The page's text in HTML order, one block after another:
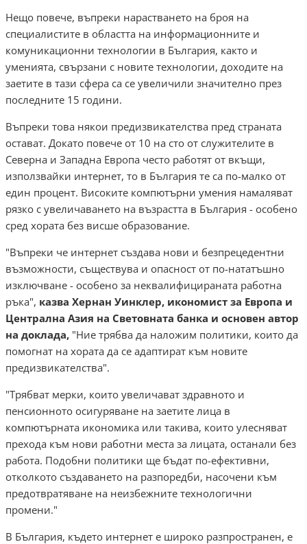
Нещо повече, въпреки нарастването на броя на
специалистите в областта на информационните и
комуникационни технологии в България, както и
уменията, свързани с новите технологии, доходите на
заетите в тази сфера са се увеличили значително през
последните 15 години.
Въпреки това някои предизвикателства пред страната
остават. Докато повече от 10 на сто от служителите в
Северна и Западна Европа често работят от вкъщи,
използвайки интернет, то в България те са по-малко от
един процент. Високите компютърни умения намаляват
рязко с увеличаването на възрастта в България - особено
сред хората без висше образование.
"Въпреки че интернет създава нови и безпрецедентни
възможности, съществува и опасност от по-нататъшно
изключване - особено за неквалифицираната работна
ръка", казва Хернан Уинклер, икономист за Европа и
Централна Азия на Световната банка и основен автор
на доклада, "Ние трябва да наложим политики, които да
помогнат на хората да се адаптират към новите
предизвикателства".
"Трябват мерки, които увеличават здравното и
пенсионното осигуряване на заетите лица в
компютърната икономика или такива, които улесняват
прехода към нови работни места за лицата, останали без
работа. Подобни политики ще бъдат по-ефективни,
отколкото създаването на разпоредби, насочени към
предотвратяване на неизбежните технологични
промени."
В България, където интернет е широко разпространен, е